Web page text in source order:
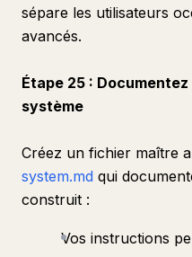
sépare les utilisateurs
avancés.
Étape 25 :
système
Créez un fichier maître
system.md qui
construit :
Vos instructions